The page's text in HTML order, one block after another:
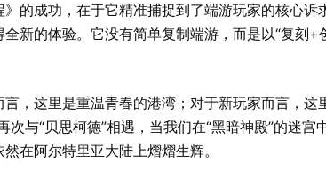
》的成功，在于它精准捕捉到了端游玩家的核心
新的体验。它没有简单复制端游，而是以“复刻
言，这里是重温青春的港湾；对于新玩家而言，这
次与“贝思柯德”相遇，当我们在“黑暗神殿”的迷
在阿尔特里亚大陆上熠熠生辉。